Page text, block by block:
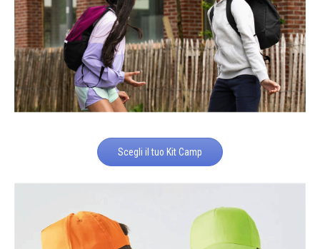
Scegli il tuo Kit Camp